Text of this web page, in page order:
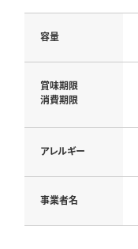
容量
賞味期限
消費期限
アレルギー
事業者名